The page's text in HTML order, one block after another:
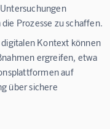
Prozesse zu schaffen.
digitalen Kontext können
ergreifen, etwa
auf
über sichere